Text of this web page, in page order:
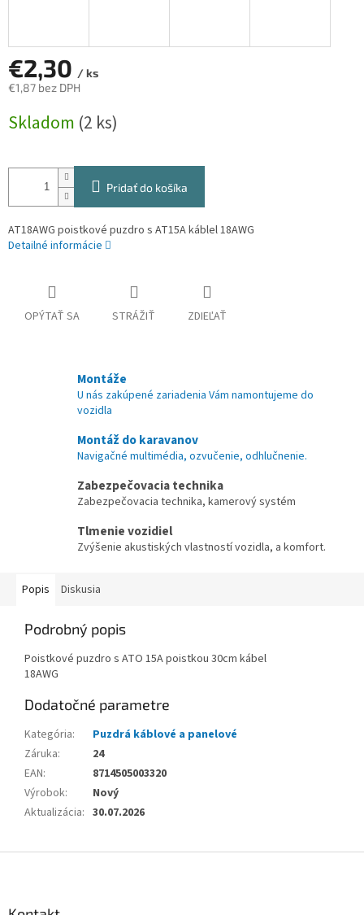
€2,30 / ks
€1,87 bez DPH
cena:
Skladom (2 ks)
Pridať do košíka
AT18AWG poistkové puzdro s AT15A káblel 18AWG
Detailné informácie
OPÝTAŤ SA STRÁŽIŤ ZDIEĽAŤ
Montáže
U nás zakúpené zariadenia Vám namontujeme do
vozidla
Montáž do karavanov
Navigačné multimédia, ozvučenie, odhlučnenie.
Zabezpečovacia technika
Zabezpečovacia technika, kamerový systém
Tlmenie vozidiel
Zvýšenie akustiských vlastností vozidla, a komfort.
Popis Diskusia
Podrobný popis
Poistkové puzdro s ATO 15A poistkou 30cm kábel
18AWG
Dodatočné parametre
Kategória:
Puzdrá káblové a panelové
Záruka:
24
EAN:
8714505003320
Výrobok:
Nový
Aktualizácia: 30.07.2026